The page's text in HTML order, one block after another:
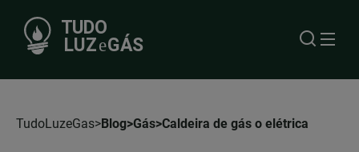
TudoLuzeGas Blog Gás Caldeira de gás o elétrica